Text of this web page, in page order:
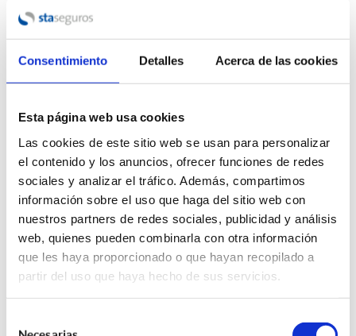
Consentimiento Detalles Acerca de las cookies
Esta página web usa cookies
Las cookies de este sitio web se usan para personalizar
el contenido y los anuncios, ofrecer funciones de redes
sociales y analizar el tráfico. Además, compartimos
información sobre el uso que haga del sitio web con
nuestros partners de redes sociales, publicidad y análisis
web, quienes pueden combinarla con otra información
que les haya proporcionado o que hayan recopilado a
partir del uso que haya hecho de sus servicios.
Si existen dudas al respecto, el mediador de seguros es la
figura idónea para acudir a resolver las mismas,contacta
con nosotros.
19/09/2024
ETIQUETAS:
Compartir esta entrada: